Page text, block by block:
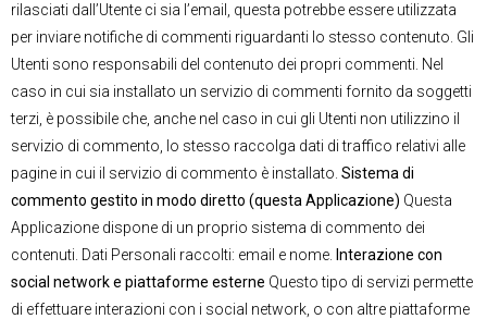
rilasciati dall’Utente ci sia l’email, questa potrebbe essere utilizzata
per inviare notifiche di commenti riguardanti lo stesso contenuto. Gli
Utenti sono responsabili del contenuto dei propri commenti. Nel
caso in cui sia installato un servizio di commenti fornito da soggetti
terzi, è possibile che, anche nel caso in cui gli Utenti non utilizzino il
servizio di commento, lo stesso raccolga dati di traffico relativi alle
pagine in cui il servizio di commento è installato. Sistema di
commento gestito in modo diretto (questa Applicazione) Questa
Applicazione dispone di un proprio sistema di commento dei
contenuti. Dati Personali raccolti: email e nome. Interazione con
social network e piattaforme esterne Questo tipo di servizi permette
di effettuare interazioni con i social network, o con altre piattaforme